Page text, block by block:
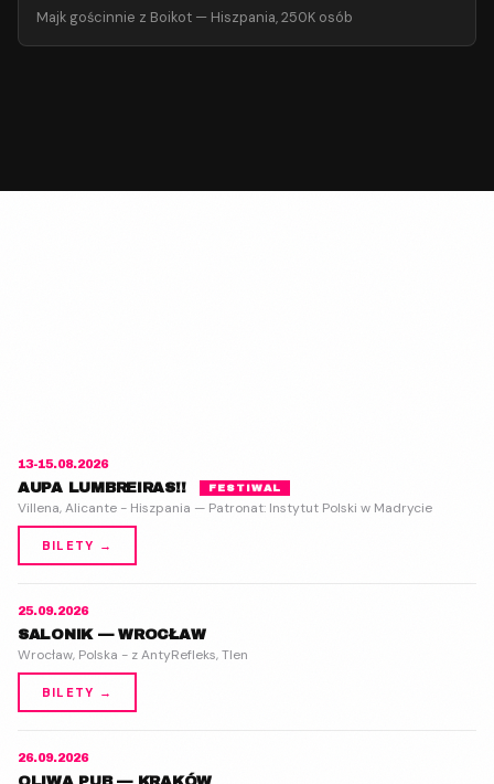
Majk gościnnie z Boikot — Hiszpania, 250K osób
13-15.08.2026
AUPA LUMBREIRAS!! FESTIWAL
Villena, Alicante - Hiszpania — Patronat: Instytut Polski w Madrycie
BILETY →
25.09.2026
SALONIK — WROCŁAW
Wrocław, Polska - z AntyRefleks, Tlen
BILETY →
26.09.2026